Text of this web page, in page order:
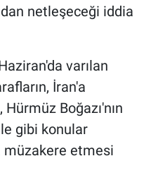
netleşeceği iddia
varılan
İran'a
Hürmüz Boğazı'nın
gibi konular
müzakere etmesi